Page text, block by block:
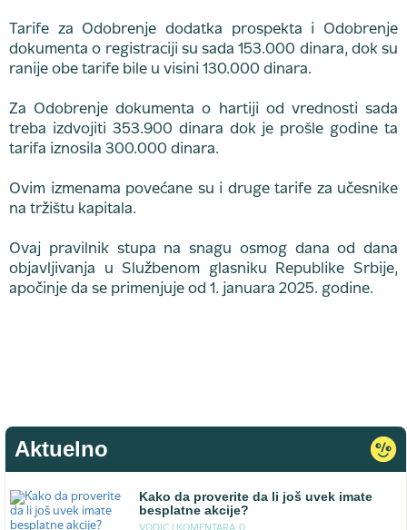
Tarife za Odobrenje dodatka prospekta i Odobrenje
dokumenta o registraciji su sada 153.000 dinara, dok su
ranije obe tarife bile u visini 130.000 dinara.
Za Odobrenje dokumenta o hartiji od vrednosti sada
treba izdvojiti 353.900 dinara dok je prošle godine ta
tarifa iznosila 300.000 dinara.
Ovim izmenama povećane su i druge tarife za učesnike
na tržištu kapitala.
Ovaj pravilnik stupa na snagu osmog dana od dana
objavljivanja u Službenom glasniku Republike Srbije,
apočinje da se primenjuje od 1. januara 2025. godine.
Aktuelno
Kako da proverite da li još uvek imate
besplatne akcije?
VODIC | KOMENTARA: 0